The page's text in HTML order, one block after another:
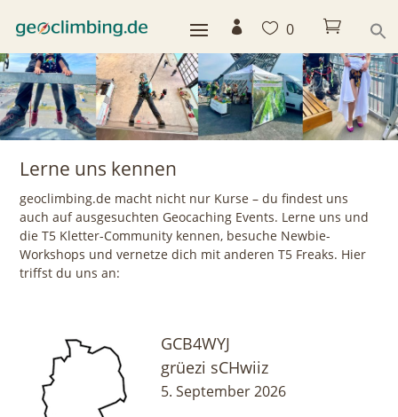
  0 
Lerne uns kennen
geoclimbing.de macht nicht nur Kurse – du findest uns
auch auf ausgesuchten Geocaching Events. Lerne uns und
die T5 Kletter-Community kennen, besuche Newbie-
Workshops und vernetze dich mit anderen T5 Freaks. Hier
triffst du uns an:
GCB4WYJ
grüezi sCHwiiz
5. September 2026